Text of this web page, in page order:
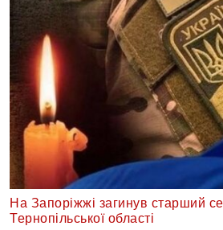
На Запоріжжі загинув старший
Тернопільської області